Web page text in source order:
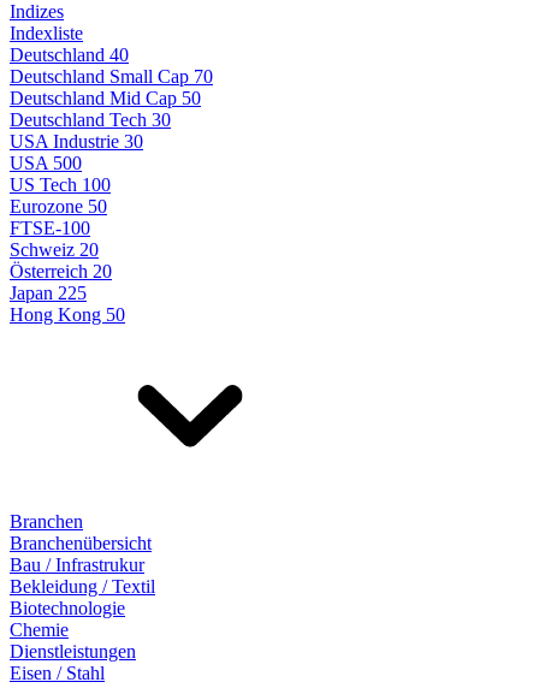
Indizes
Indexliste
Deutschland 40
Deutschland Small Cap 70
Deutschland Mid Cap 50
Deutschland Tech 30
USA Industrie 30
USA 500
US Tech 100
Eurozone 50
FTSE-100
Schweiz 20
Österreich 20
Japan 225
Hong Kong 50
Branchen
Branchenübersicht
Bau / Infrastrukur
Bekleidung / Textil
Biotechnologie
Chemie
Dienstleistungen
Eisen / Stahl